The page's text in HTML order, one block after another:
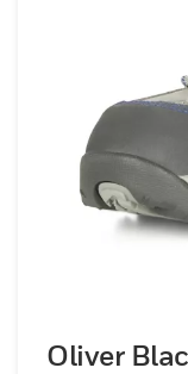
Oliver